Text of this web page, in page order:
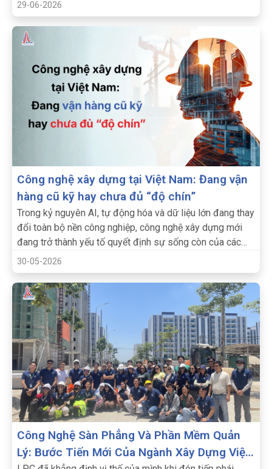
29-06-2026
Công nghệ xây dựng tại Việt Nam: Đang vận
hàng cũ kỹ hay chưa đủ “độ chín”
Trong kỷ nguyên AI, tự động hóa và dữ liệu lớn đang thay
đổi toàn bộ nền công nghiệp, công nghệ xây dựng mới
đang trở thành yếu tố quyết định sự sống còn của các
doanh nghiệp.
30-05-2026
Công Nghệ Sàn Phẳng Và Phần Mềm Quản
Lý: Bước Tiến Mới Của Ngành Xây Dựng Việt